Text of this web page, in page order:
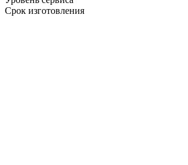
Срок изготовления